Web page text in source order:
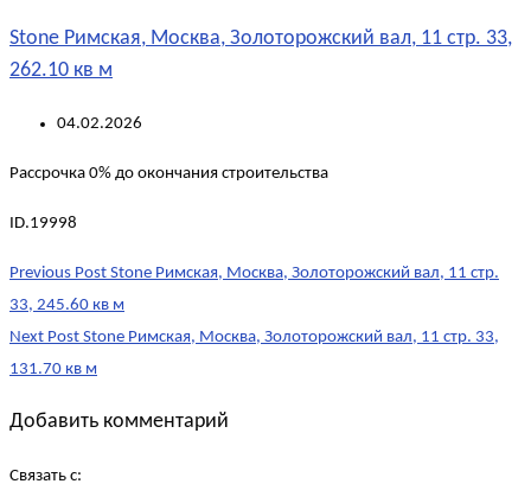
Stone Римская, Москва, Золоторожский вал, 11 стр. 33,
262.10 кв м
04.02.2026
Рассрочка 0% до окончания строительства
ID.19998
Post
navigation
Previous Post Stone Римская, Москва, Золоторожский вал, 11 стр.
33, 245.60 кв м
Next Post Stone Римская, Москва, Золоторожский вал, 11 стр. 33,
131.70 кв м
Добавить комментарий
Связать с: